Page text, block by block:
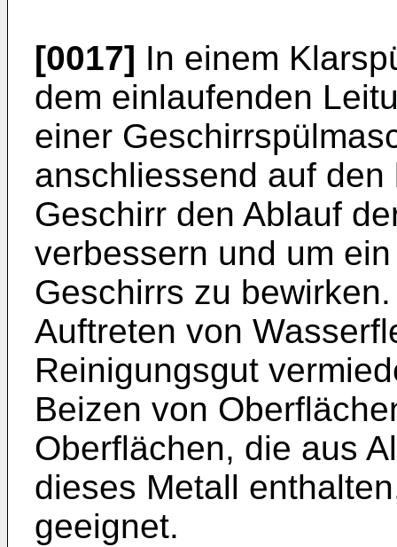
[0017] In einem
dem einlaufenden
einer
anschliessend auf
Geschirr den Ablauf
verbessern und um
Geschirrs zu
Auftreten von
Reinigungsgut
Beizen von
Oberflächen, die aus
dieses Metall
geeignet.